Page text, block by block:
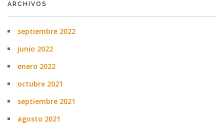
ARCHIVOS
septiembre 2022
junio 2022
enero 2022
octubre 2021
septiembre 2021
agosto 2021